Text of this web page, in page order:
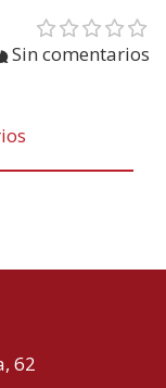
Sin comentarios
62